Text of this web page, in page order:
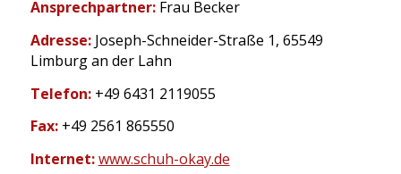
Ansprechpartner:Frau Becker
Adresse:Joseph-Schneider-Straße 1, 65549
Limburg an der Lahn
Telefon:+49 6431 2119055
Fax:+49 2561 865550
Internet: www.schuh-okay.de